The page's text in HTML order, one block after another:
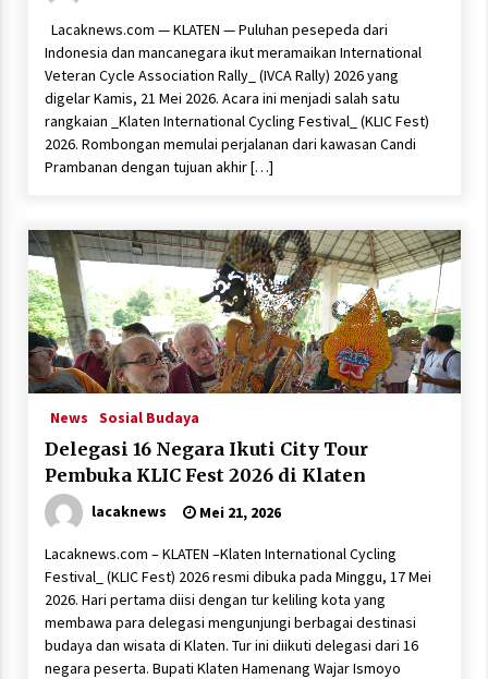
Lacaknews.com — KLATEN — Puluhan pesepeda dari
Indonesia dan mancanegara ikut meramaikan International
Veteran Cycle Association Rally_ (IVCA Rally) 2026 yang
digelar Kamis, 21 Mei 2026. Acara ini menjadi salah satu
rangkaian _Klaten International Cycling Festival_ (KLIC Fest)
2026. Rombongan memulai perjalanan dari kawasan Candi
Prambanan dengan tujuan akhir […]
News Sosial Budaya
Delegasi 16 Negara Ikuti City Tour
Pembuka KLIC Fest 2026 di Klaten
lacaknews Mei 21, 2026
Lacaknews.com – KLATEN –Klaten International Cycling
Festival_ (KLIC Fest) 2026 resmi dibuka pada Minggu, 17 Mei
2026. Hari pertama diisi dengan tur keliling kota yang
membawa para delegasi mengunjungi berbagai destinasi
budaya dan wisata di Klaten. Tur ini diikuti delegasi dari 16
negara peserta. Bupati Klaten Hamenang Wajar Ismoyo